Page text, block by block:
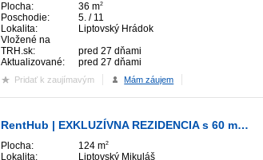
Plocha: 36 m2
Poschodie:
5. / 11
Lokalita:
Liptovský Hrádok
Vložené na
TRH.sk:
pred 27 dňami
Aktualizované:
pred 27 dňami
Pridať k zaujímavým Mám záujem
RentHub | EXKLUZÍVNA REZIDENCIA s 60 m² PANORAMATICKOU TERASOU | SMART
Plocha: 124 m2
Lokalita:
Liptovský Mikuláš